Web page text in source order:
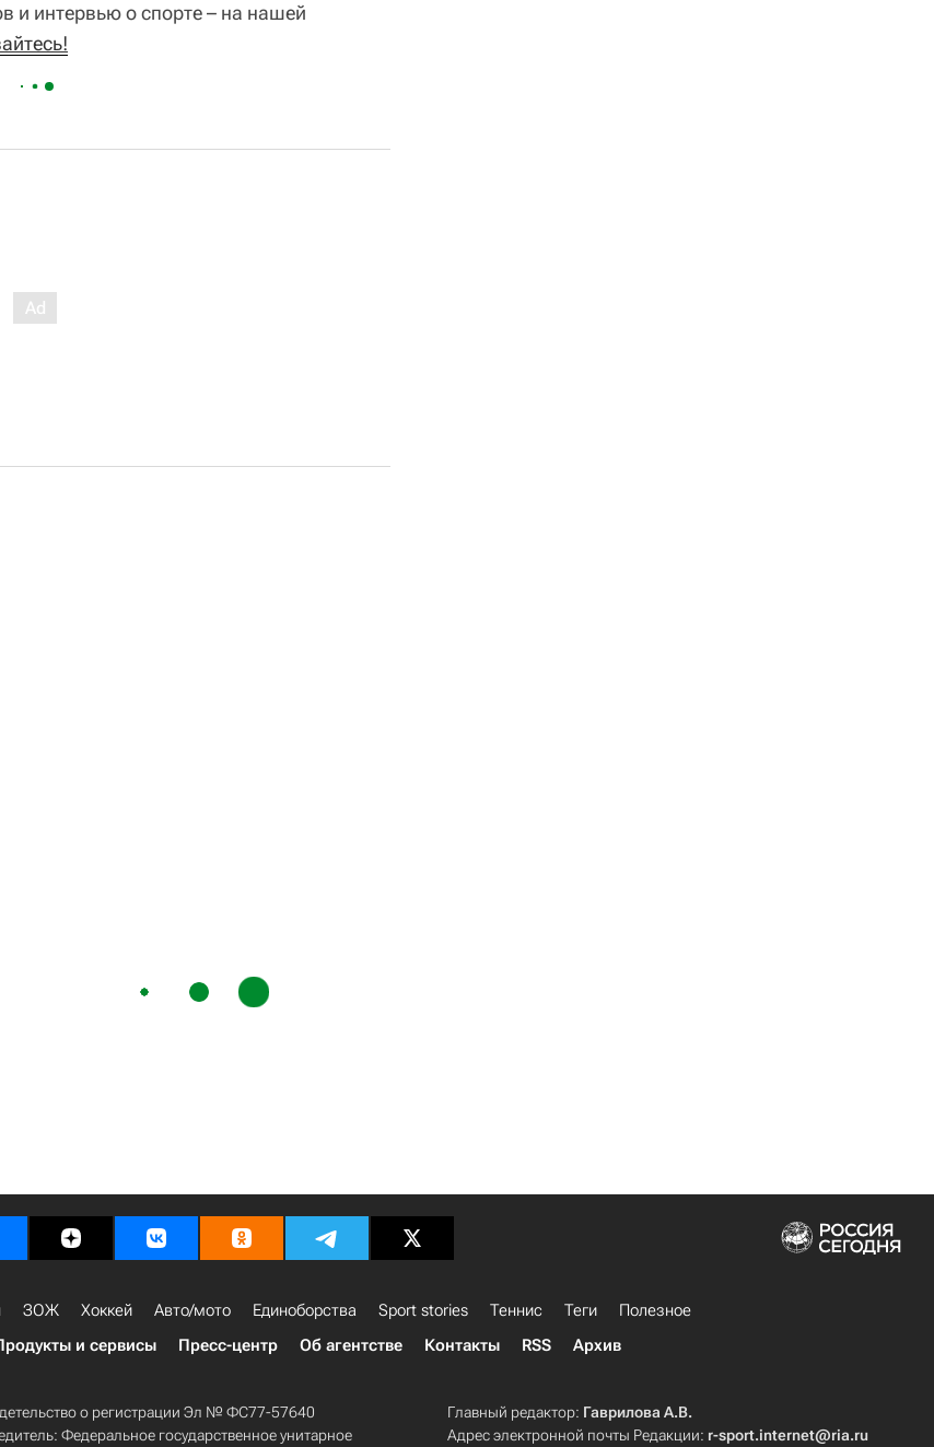
и интервью о спорте – на нашей
ЗОЖ Хоккей Авто/мото Единоборства Sport stories Теннис Теги
Полезное
и сервисы Пресс-центр Об агентстве Контакты RSS Архив
о регистрации Эл № ФС77-57640
Федеральное государственное унитарное
Главный редактор: Гаврилова А.В.
Адрес электронной почты Редакции: r-sport.internet@ria.ru